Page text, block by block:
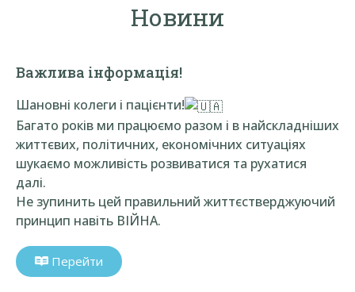
Новини
Важлива інформація!
Шановні колеги і пацієнти!
Багато років ми працюємо разом і в найскладніших
життєвих, політичних, економічних ситуаціях
шукаємо можливість розвиватися та рухатися
далі.
Не зупинить цей правильний життєстверджуючий
принцип навіть ВІЙНА.
Перейти